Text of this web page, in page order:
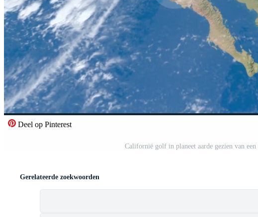
Deel op Pinterest
Californië golf in planeet aarde gezien van
Gerelateerde zoekwoorden